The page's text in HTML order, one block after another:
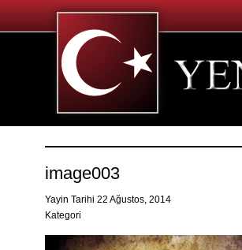
image003
Yayin Tarihi 22 Ağustos, 2014
Kategori